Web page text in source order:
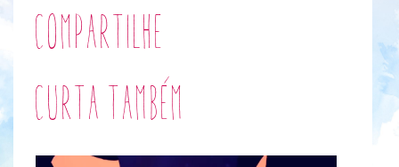
Compartilhe
Curta também